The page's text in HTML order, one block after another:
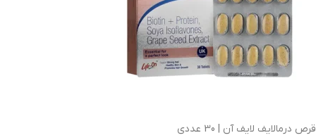
قرص درمالایف لایف آن | 30 عددی